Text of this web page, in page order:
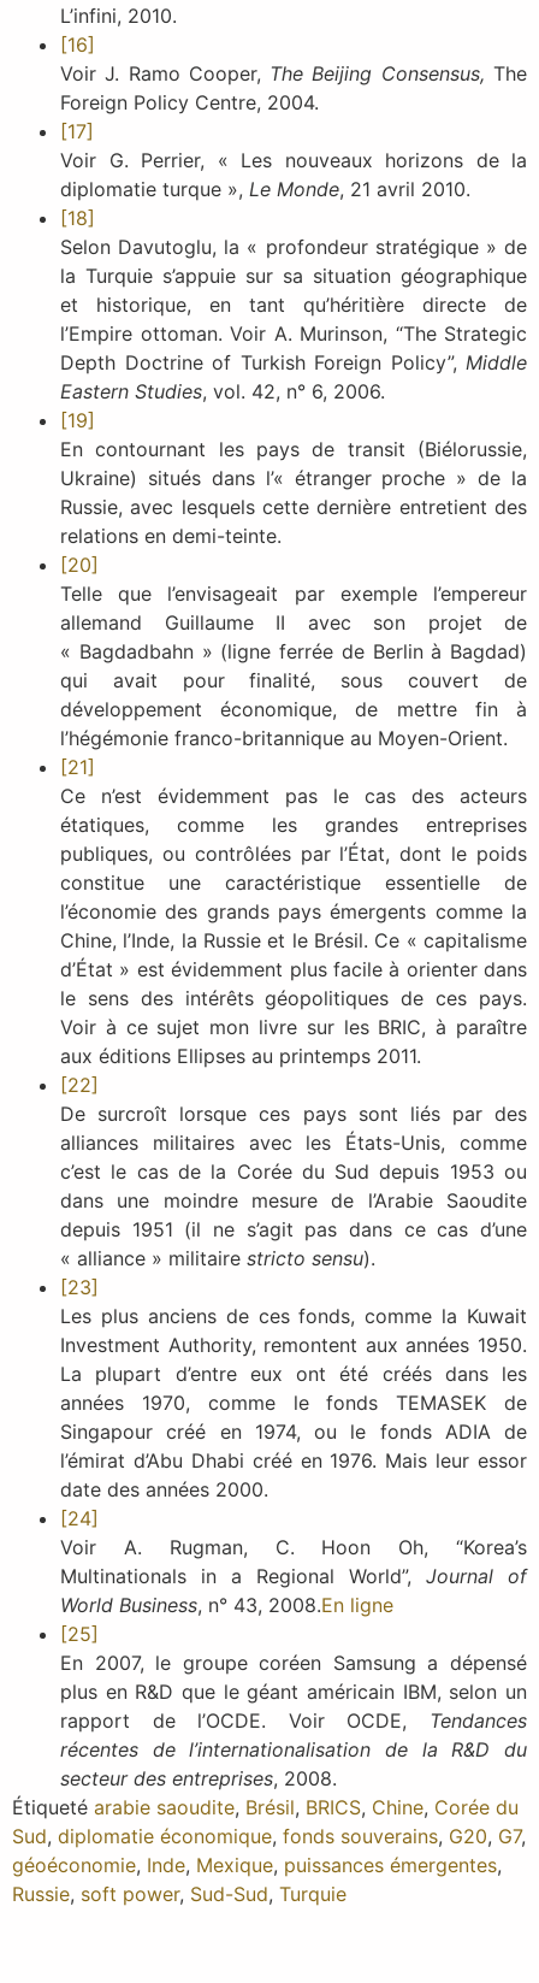
L’infini, 2010.
[16]
Voir J. Ramo Cooper, The Beijing Consensus, The
Foreign Policy Centre, 2004.
[17]
Voir G. Perrier, « Les nouveaux horizons de la
diplomatie turque », Le Monde, 21 avril 2010.
[18]
Selon Davutoglu, la « profondeur stratégique » de
la Turquie s’appuie sur sa situation géographique
et historique, en tant qu’héritière directe de
l’Empire ottoman. Voir A. Murinson, “The Strategic
Depth Doctrine of Turkish Foreign Policy”, Middle
Eastern Studies, vol. 42, n° 6, 2006.
[19]
En contournant les pays de transit (Biélorussie,
Ukraine) situés dans l’« étranger proche » de la
Russie, avec lesquels cette dernière entretient des
relations en demi-teinte.
[20]
Telle que l’envisageait par exemple l’empereur
allemand Guillaume II avec son projet de
« Bagdadbahn » (ligne ferrée de Berlin à Bagdad)
qui avait pour finalité, sous couvert de
développement économique, de mettre fin à
l’hégémonie franco-britannique au Moyen-Orient.
[21]
Ce n’est évidemment pas le cas des acteurs
étatiques, comme les grandes entreprises
publiques, ou contrôlées par l’État, dont le poids
constitue une caractéristique essentielle de
l’économie des grands pays émergents comme la
Chine, l’Inde, la Russie et le Brésil. Ce « capitalisme
d’État » est évidemment plus facile à orienter dans
le sens des intérêts géopolitiques de ces pays.
Voir à ce sujet mon livre sur les BRIC, à paraître
aux éditions Ellipses au printemps 2011.
[22]
De surcroît lorsque ces pays sont liés par des
alliances militaires avec les États-Unis, comme
c’est le cas de la Corée du Sud depuis 1953 ou
dans une moindre mesure de l’Arabie Saoudite
depuis 1951 (il ne s’agit pas dans ce cas d’une
« alliance » militaire stricto sensu).
[23]
Les plus anciens de ces fonds, comme la Kuwait
Investment Authority, remontent aux années 1950.
La plupart d’entre eux ont été créés dans les
années 1970, comme le fonds TEMASEK de
Singapour créé en 1974, ou le fonds ADIA de
l’émirat d’Abu Dhabi créé en 1976. Mais leur essor
date des années 2000.
[24]
Voir A. Rugman, C. Hoon Oh, “Korea’s
Multinationals in a Regional World”, Journal of
World Business, n° 43, 2008.En ligne
[25]
En 2007, le groupe coréen Samsung a dépensé
plus en R&D que le géant américain IBM, selon un
rapport de l’OCDE. Voir OCDE, Tendances
récentes de l’internationalisation de la R&D du
secteur des entreprises, 2008.
Étiqueté arabie saoudite, Brésil, BRICS, Chine, Corée du
Sud, diplomatie économique, fonds souverains, G20, G7,
géoéconomie, Inde, Mexique, puissances émergentes,
Russie, soft power, Sud-Sud, Turquie